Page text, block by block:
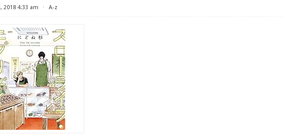
2018 4:33 am ⋅ A-z